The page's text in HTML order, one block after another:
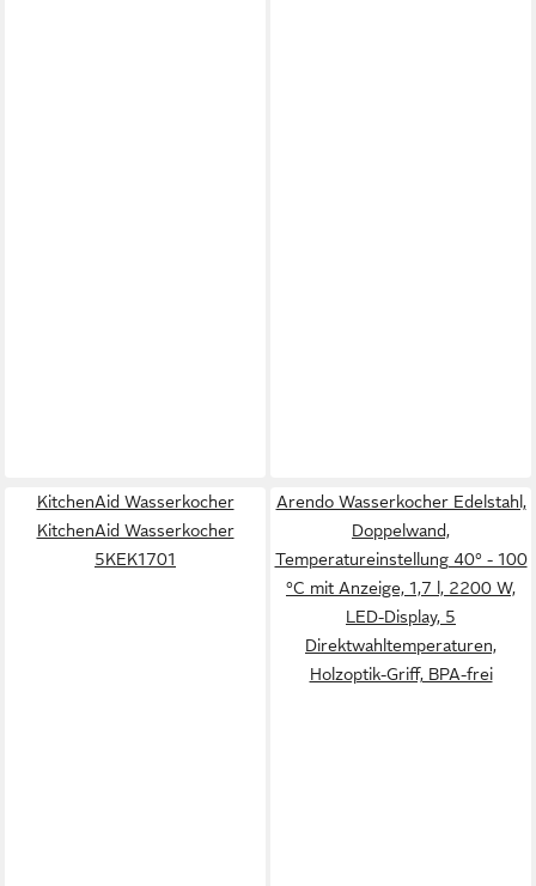
KitchenAid Wasserkocher
KitchenAid Wasserkocher
5KEK1701
Arendo Wasserkocher Edelstahl,
Doppelwand,
Temperatureinstellung 40° - 100
°C mit Anzeige, 1,7 l, 2200 W,
LED-Display, 5
Direktwahltemperaturen,
Holzoptik-Griff, BPA-frei